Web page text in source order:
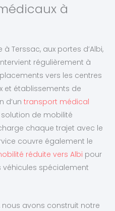
à
Terssac, aux portes d’Albi,
régulièrement à
vers les centres
et établissements de
d’un transport médical
solution de mobilité
chaque trajet avec le
couvre également le
réduite vers Albi pour
spécialement
nous avons construit notre